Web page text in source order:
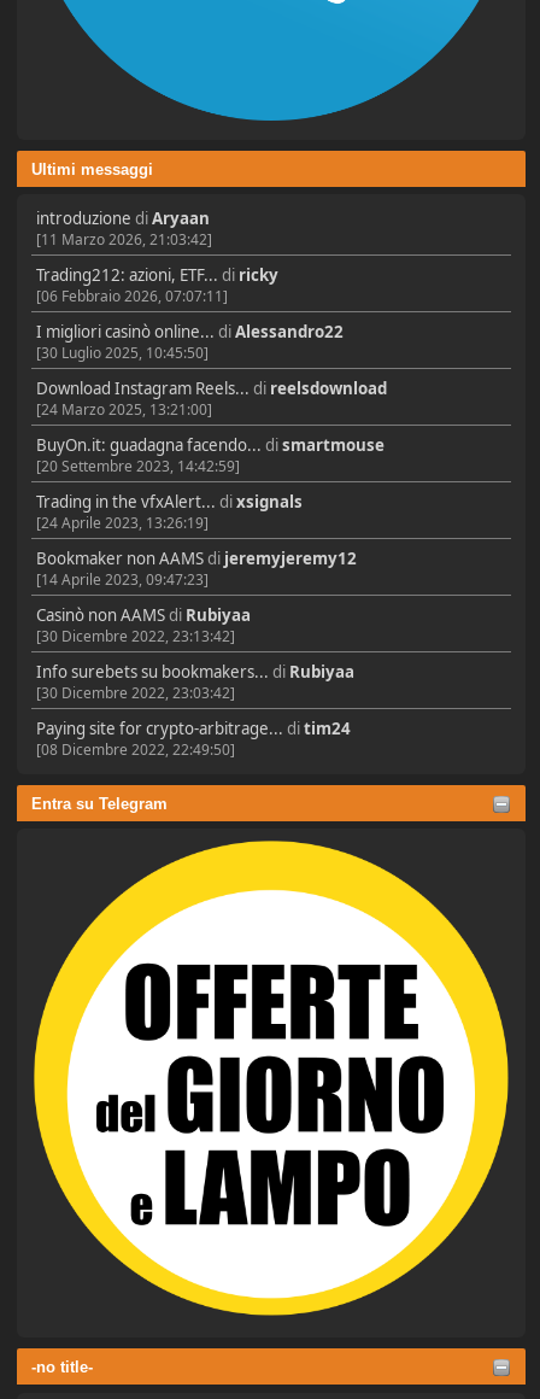
Ultimi messaggi
introduzione diAryaan
[11 Marzo 2026, 21:03:42]
Trading212: azioni, ETF... di ricky
[06 Febbraio 2026, 07:07:11]
I migliori casinò online... diAlessandro22
[30 Luglio 2025, 10:45:50]
Download Instagram Reels... di reelsdownload
[24 Marzo 2025, 13:21:00]
BuyOn.it: guadagna facendo... dismartmouse
[20 Settembre 2023, 14:42:59]
Trading in the vfxAlert... dixsignals
[24 Aprile 2023, 13:26:19]
Bookmaker non AAMSdi jeremyjeremy12
[14 Aprile 2023, 09:47:23]
Casinò non AAMSdi Rubiyaa
[30 Dicembre 2022, 23:13:42]
Info surebets su bookmakers... di Rubiyaa
[30 Dicembre 2022, 23:03:42]
Paying site for crypto-arbitrage... ditim24
[08 Dicembre 2022, 22:49:50]
Entra su Telegram
-no title-